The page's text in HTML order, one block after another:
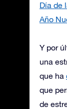
Día de
Año
Y por
una
que ha
que
de